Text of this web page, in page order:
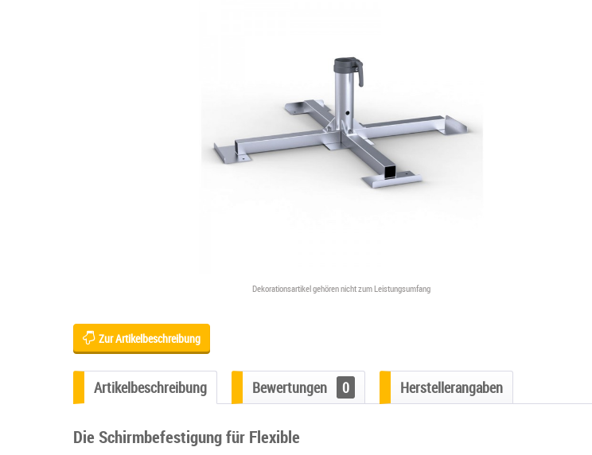
Dekorationsartikel gehören nicht zum Leistungsumfang
Zur Artikelbeschreibung
Artikelbeschreibung Bewertungen 0 Herstellerangaben
Die Schirmbefestigung für Flexible